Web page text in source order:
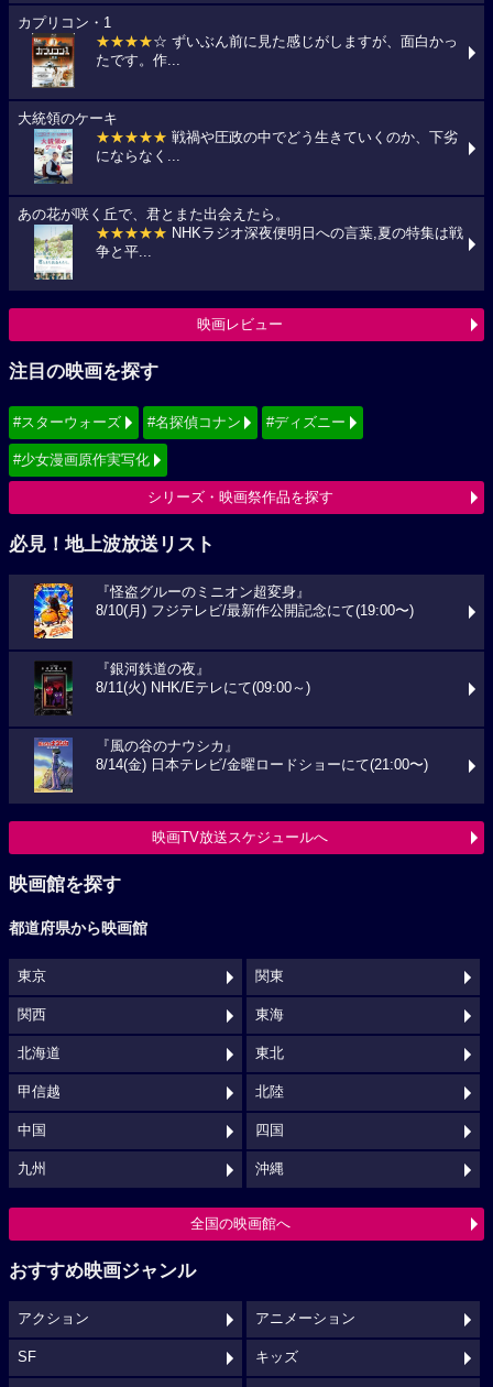
カプリコン・1
★★★★☆ ずいぶん前に見た感じがしますが、面白かっ
たです。作...
大統領のケーキ
★★★★★ 戦禍や圧政の中でどう生きていくのか、下劣
にならなく...
あの花が咲く丘で、君とまた出会えたら。
★★★★★ NHKラジオ深夜便明日への言葉,夏の特集は戦
争と平...
映画レビュー
注目の映画を探す
#スターウォーズ #名探偵コナン #ディズニー
#少女漫画原作実写化
シリーズ・映画祭作品を探す
必見！地上波放送リスト
『怪盗グルーのミニオン超変身』
8/10(月) フジテレビ/最新作公開記念にて(19:00〜)
『銀河鉄道の夜』
8/11(火) NHK/Eテレにて(09:00～)
『風の谷のナウシカ』
8/14(金) 日本テレビ/金曜ロードショーにて(21:00〜)
映画TV放送スケジュールへ
映画館を探す
都道府県から映画館
東京 関東
関西 東海
北海道 東北
甲信越 北陸
中国 四国
九州 沖縄
全国の映画館へ
おすすめ映画ジャンル
アクション アニメーション
SF キッズ